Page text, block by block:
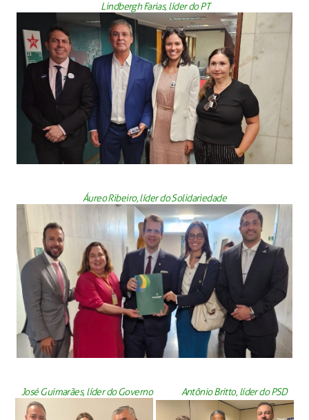
Lindbergh Farias, líder do PT
Áureo Ribeiro, líder do Solidariedade
José Guimarães, líder do Governo Antônio Britto, líder do PSD